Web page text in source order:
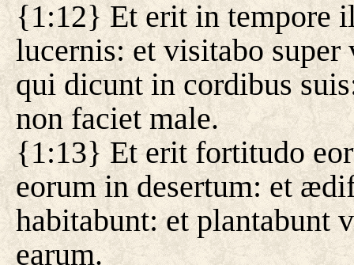
{1:12} Et erit in tempore
lucernis: et visitabo
qui dicunt in cordibus
non faciet male.
{1:13} Et erit fortitudo
eorum in desertum: et
habitabunt: et plantabunt
earum.